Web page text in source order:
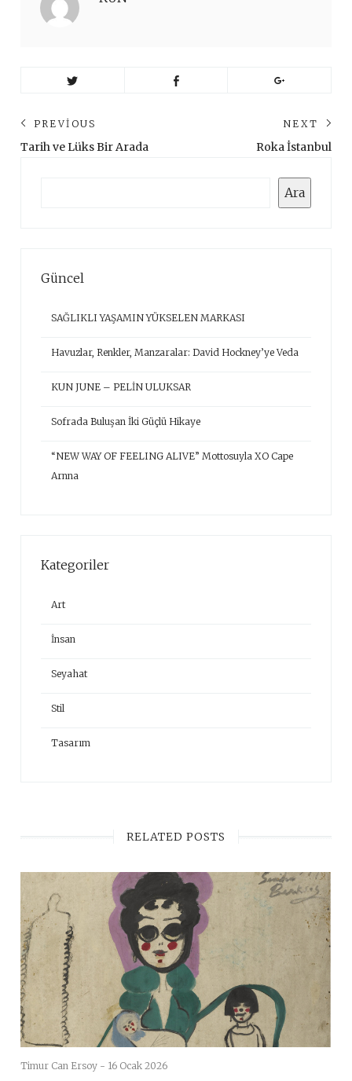
Yazı
gezinmesi
PREVIOUS
Previous
Tarih ve Lüks Bir Arada
NEXT
Roka İstanbul
Ara
Güncel
SAĞLIKLI YAŞAMIN YÜKSELEN MARKASI
Havuzlar, Renkler, Manzaralar: David Hockney’ye Veda
KUN JUNE – PELİN ULUKSAR
Sofrada Buluşan İki Güçlü Hikaye
“NEW WAY OF FEELING ALIVE” Mottosuyla XO Cape
Arnna
Kategoriler
Art
İnsan
Seyahat
Stil
Tasarım
RELATED POSTS
Timur Can Ersoy - 16 Ocak 2026